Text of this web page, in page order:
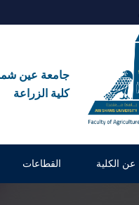
جامعة عين
كلية الزراعة
عن الكلية القطاعات